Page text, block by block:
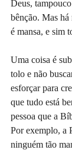
Deus,
bênção. Mas há
é mansa, e sim
Uma coisa é
tolo e não
esforçar para
que tudo está
pessoa que a
Por exemplo, a
ninguém tão